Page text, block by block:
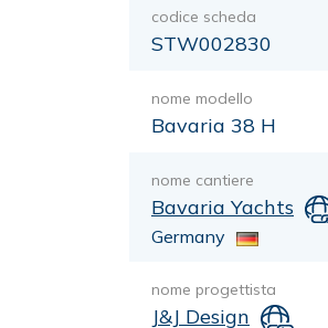
codice scheda
STW002830
nome modello
Bavaria 38 H
nome cantiere
Bavaria Yachts
Germany
nome progettista
J&J Design